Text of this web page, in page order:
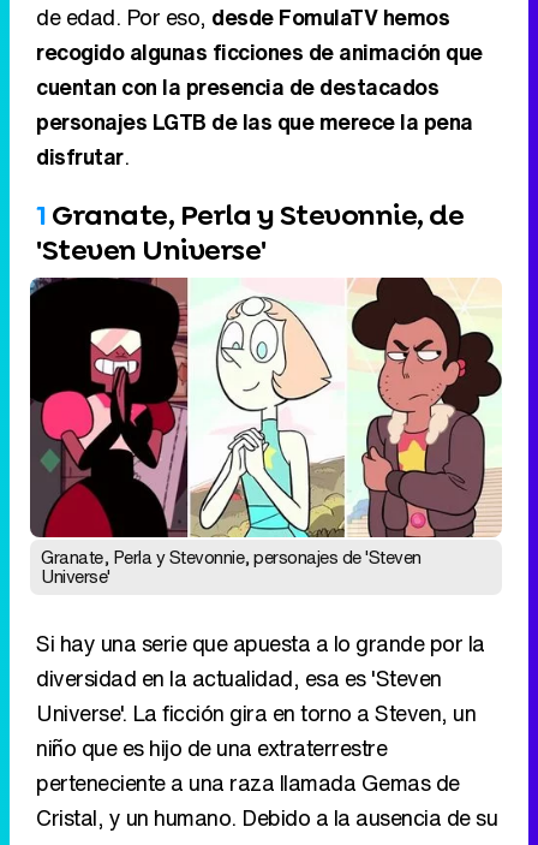
de edad. Por eso, desde FomulaTV hemos
recogido algunas ficciones de animación que
cuentan con la presencia de destacados
personajes LGTB de las que merece la pena
disfrutar.
1Granate, Perla y Stevonnie, de
'Steven Universe'
Granate, Perla y Stevonnie, personajes de 'Steven
Universe'
Si hay una serie que apuesta a lo grande por la
diversidad en la actualidad, esa es 'Steven
Universe'. La ficción gira en torno a Steven, un
niño que es hijo de una extraterrestre
perteneciente a una raza llamada Gemas de
Cristal, y un humano. Debido a la ausencia de su